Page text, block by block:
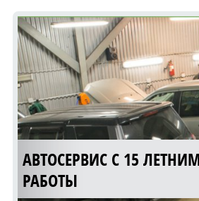
АВТОСЕРВИС С 15
РАБОТЫ